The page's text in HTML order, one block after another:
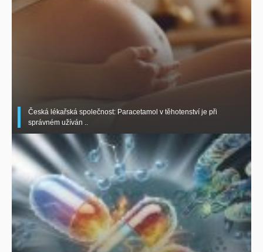
Česká lékařská společnost: Paracetamol v těhotenství je při
správném užíván ..